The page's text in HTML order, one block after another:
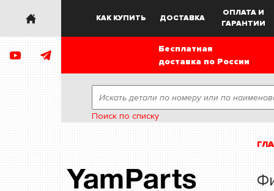
КАК КУПИТЬ ДОСТАВКА
ОПЛАТА И
ГАРАНТИИ
Бесплатная
доставка по России
Поиск по списку